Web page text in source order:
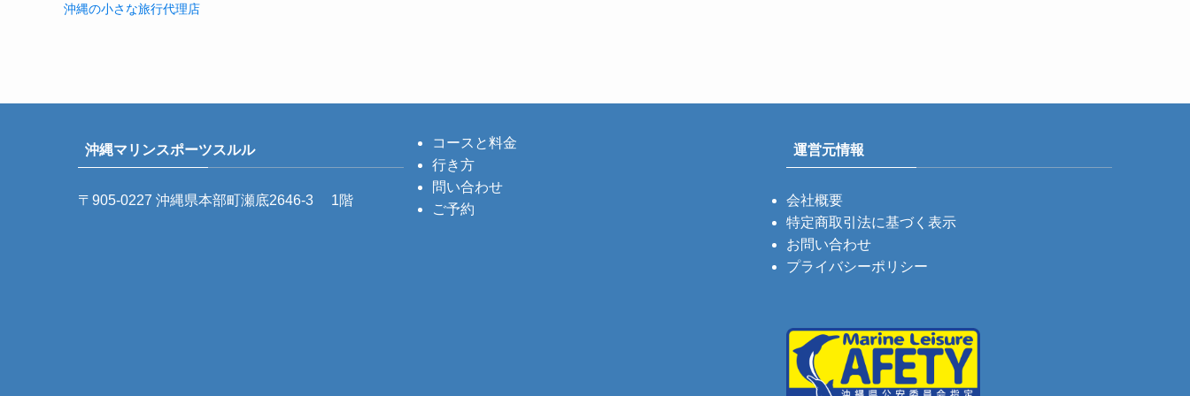
沖縄の小さな旅行代理店
沖縄マリンスポーツスルル
〒905-0227 沖縄県本部町瀬底2646-3 1階
コースと料金
行き方
問い合わせ
ご予約
運営元情報
会社概要
特定商取引法に基づく表示
お問い合わせ
プライバシーポリシー